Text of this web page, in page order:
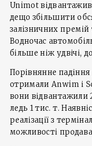
Unimot відвантажив
дещо збільшити
залізничних премій
Водночас
більше ніж удвічі,
Порівнянне
отримали Anwim і
вони відвантажили
ледь 1 тис. т.
реалізації з
можливості